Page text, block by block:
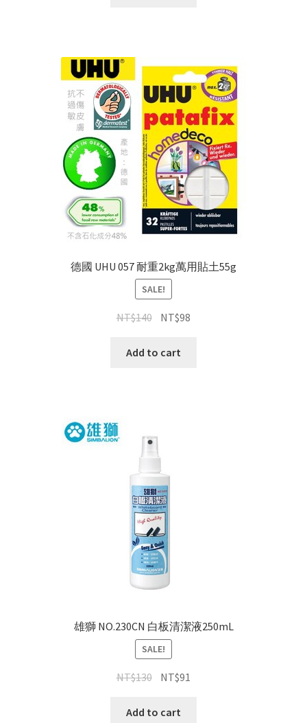
德國 UHU 057 耐重2kg萬用貼土55g
SALE!
NT$140 NT$98
Add to cart
雄獅 NO.230CN 白板清潔液250mL
SALE!
NT$130 NT$91
Add to cart